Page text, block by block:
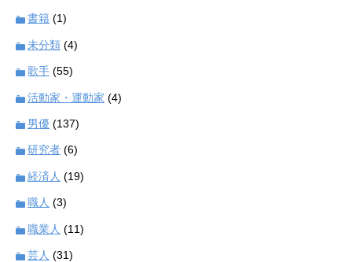
書籍 (1)
未分類 (4)
歌手 (55)
活動家・運動家 (4)
男優 (137)
研究者 (6)
経済人 (19)
職人 (3)
職業人 (11)
芸人 (31)